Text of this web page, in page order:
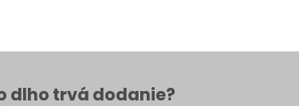
dlho trvá dodanie?